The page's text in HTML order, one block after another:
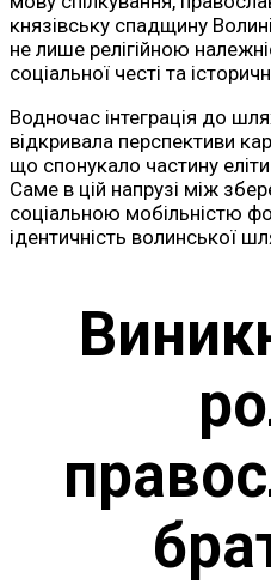
князівську спадщину
не лише релігійною
соціальної честі та
Водночас інтеграція до
відкривала перспективи
що спонукало частину
Саме в цій напрузі між
соціальною мобільністю
ідентичність волинської